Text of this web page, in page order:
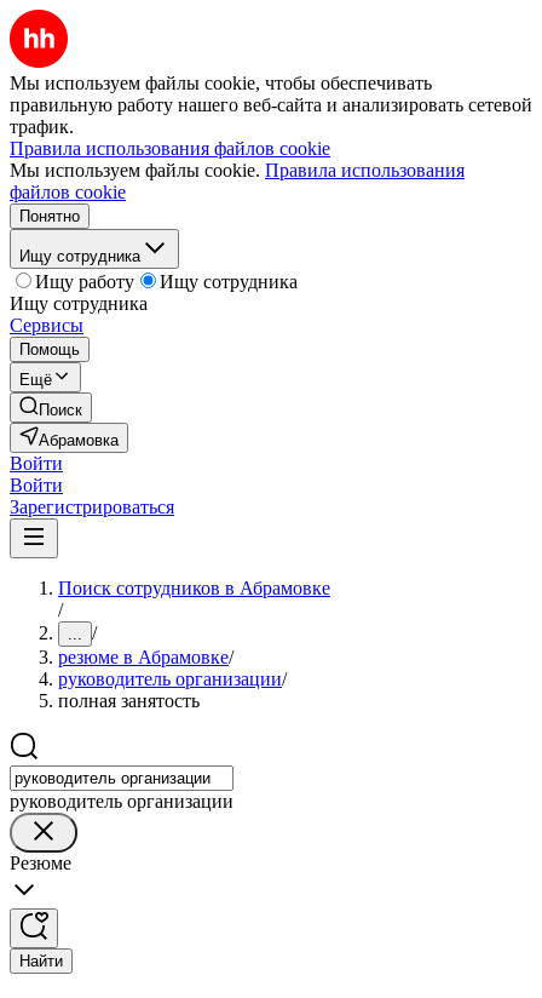
Мы используем файлы cookie, чтобы обеспечивать
правильную работу нашего веб-сайта и анализировать сетевой
трафик.
Правила использования файлов cookie
Мы используем файлы cookie. Правила использования
файлов cookie
Понятно
Ищу сотрудника
Ищу работу
Ищу сотрудника
Ищу сотрудника
Сервисы
Помощь
Ещё
Поиск
Абрамовка
Войти
Войти
Зарегистрироваться
Поиск сотрудников в Абрамовке
/
... /
резюме в Абрамовке/
руководитель организации/
полная занятость
руководитель организации
Резюме
Найти